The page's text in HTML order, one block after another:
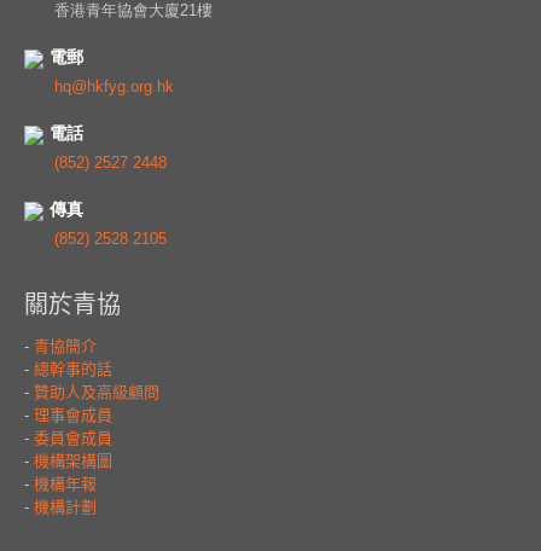
香港青年協會大廈21樓
電郵
hq@hkfyg.org.hk
電話
(852) 2527 2448
傳真
(852) 2528 2105